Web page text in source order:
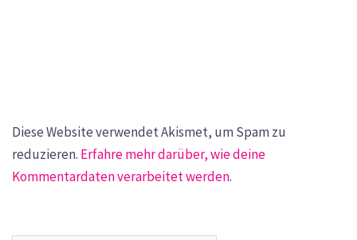
Diese Website verwendet Akismet, um Spam zu
reduzieren. Erfahre mehr darüber, wie deine
Kommentardaten verarbeitet werden.